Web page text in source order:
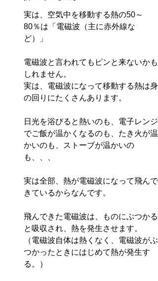
実は、空気中を移動する熱の50～
80％は「電磁波（主に赤外線な
ど）」
電磁波と言われてもピンと来ないかも
しれません。
実は、電磁波になって移動する熱は身
の回りにたくさんあります。
日光を浴びると熱いのも、電子レンジ
でご飯が温かくなるのも、たき火が温
かいのも、ストーブが温かいの
も、、、
実は全部、熱が電磁波になって飛んで
きているからなんです。
飛んできた電磁波は、ものにぶつかる
と吸収され、熱を発生させます。
（電磁波自体は熱くなく、電磁波がぶ
つかったときにはじめて熱が発生す
る。）